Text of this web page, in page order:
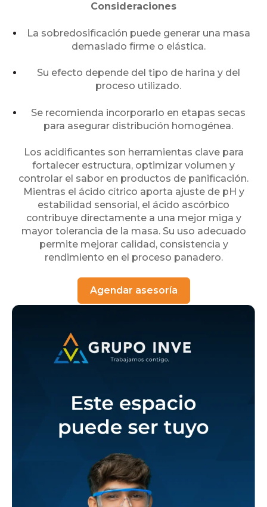
Consideraciones
La sobredosificación puede generar una masa
demasiado firme o elástica.
Su efecto depende del tipo de harina y del
proceso utilizado.
Se recomienda incorporarlo en etapas secas
para asegurar distribución homogénea.
Los acidificantes son herramientas clave para
fortalecer estructura, optimizar volumen y
controlar el sabor en productos de panificación.
Mientras el ácido cítrico aporta ajuste de pH y
estabilidad sensorial, el ácido ascórbico
contribuye directamente a una mejor miga y
mayor tolerancia de la masa. Su uso adecuado
permite mejorar calidad, consistencia y
rendimiento en el proceso panadero.
Agendar asesoría